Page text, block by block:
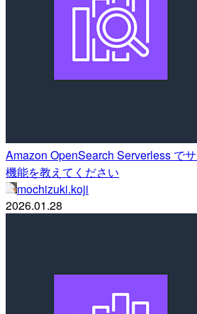
Amazon OpenSearch Serverless で
機能を教えてください
mochizuki.koji
2026.01.28